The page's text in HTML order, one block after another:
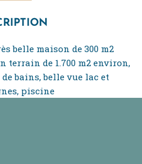
belle maison de 300 m2
terrain de 1.700 m2 environ,
bains, belle vue lac et
piscine